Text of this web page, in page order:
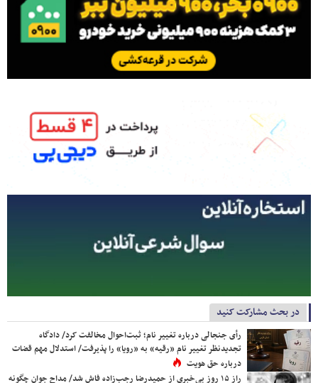
در بحث مشارکت کنید
رأی جنجالی درباره تغییر نام؛ ثبت‌احوال مخالفت کرد/ دادگاه
تجدیدنظر تغییر نام «رقیه» به «رویا» را پذیرفت/ استدلال مهم قضات
درباره حق هویت
راز ۱۵ روز بی‌خبری از حمیدرضا رجب‌زاده فاش شد/ مداح جوان چگونه